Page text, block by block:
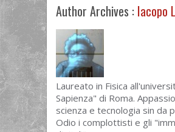
Author Archives : Iacopo
Laureato in Fisica
Sapienza" di Roma.
scienza e tecnologia sin da
Odio i complottisti e gli